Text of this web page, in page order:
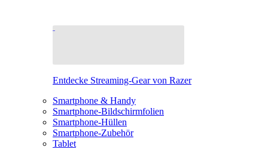
Entdecke Streaming-Gear von Razer
Smartphone & Handy
Smartphone-Bildschirmfolien
Smartphone-Hüllen
Smartphone-Zubehör
Tablet